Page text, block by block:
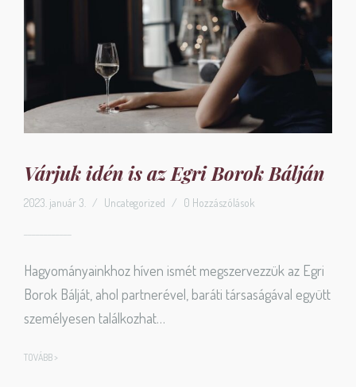
Várjuk idén is az Egri Borok Bálján
2023. január 3. / Uncategorized / 0 Hozzászólások
Hagyományainkhoz híven ismét megszervezzük az Egri
Borok Bálját, ahol partnerével, baráti társaságával együtt
személyesen találkozhat…
TOVÁBB >